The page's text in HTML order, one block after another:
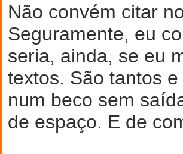
Não convém citar
Seguramente, eu
seria, ainda, se eu
textos. São tantos
num beco sem
de espaço. E de